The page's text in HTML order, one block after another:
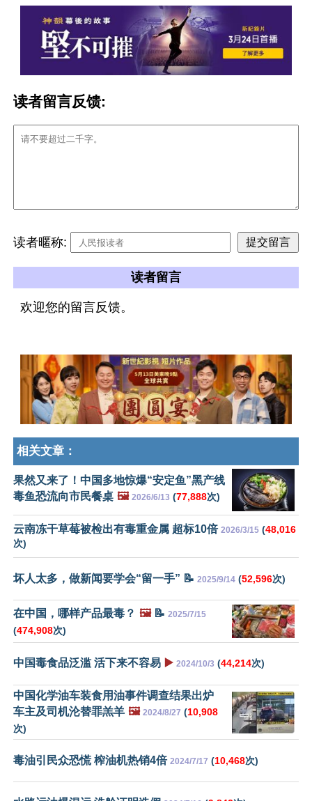
读者留言反馈:
读者暱称:
读者留言
欢迎您的留言反馈。
相关文章：
果然又来了！中国多地惊爆“安定鱼”黑产线
毒鱼恐流向市民餐桌 🖼️ 2026/6/13 (77,888次)
云南冻干草莓被检出有毒重金属 超标10倍 2026/3/15 (48,016
次)
坏人太多，做新闻要学会“留一手” 📝 2025/9/14 (52,596次)
在中国，哪样产品最毒？ 🖼️📝 2025/7/15
(474,908次)
中国毒食品泛滥 活下来不容易 ▶️ 2024/10/3 (44,214次)
中国化学油车装食用油事件调查结果出炉
车主及司机沦替罪羔羊 🖼️ 2024/8/27 (10,908
次)
毒油引民众恐慌 榨油机热销4倍 2024/7/17 (10,468次)